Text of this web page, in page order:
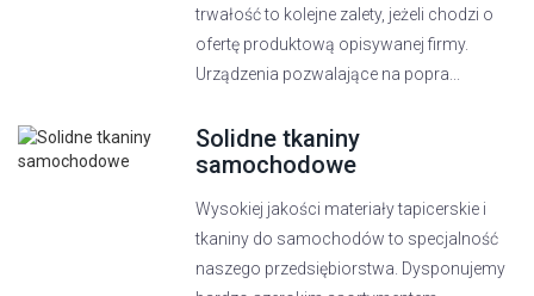
trwałość to kolejne zalety, jeżeli chodzi o
ofertę produktową opisywanej firmy.
Urządzenia pozwalające na popra...
Solidne tkaniny
samochodowe
Wysokiej jakości materiały tapicerskie i
tkaniny do samochodów to specjalność
naszego przedsiębiorstwa. Dysponujemy